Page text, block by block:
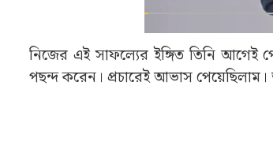
নিজের এই সাফল্যের ইঙ্গিত তিনি আগেই
পছন্দ করেন। প্রচারেই আভাস